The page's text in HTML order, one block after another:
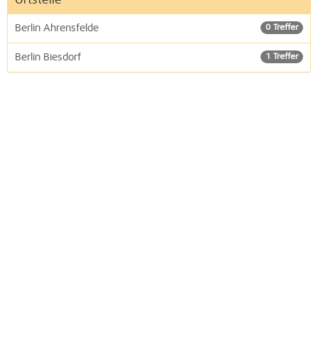
0 Treffer
Berlin Ahrensfelde
1 Treffer
Berlin Biesdorf